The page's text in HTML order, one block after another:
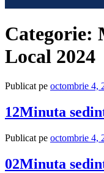
Categorie:
Local 2024
Publicat pe octombrie 4,
12Minuta
Publicat pe octombrie 4,
02Minuta